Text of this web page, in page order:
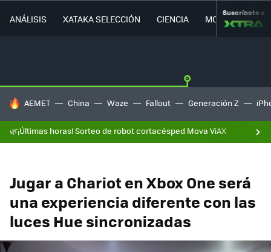
ANÁLISIS XATAKA SELECCIÓN CIENCIA MOVILIDAD
Suscríbete a
HOY SE HABLA DE
AEMET China Waze Fallout Generación Z
🌿¡Últimas horas! Sorteo de robot cortacésped Mova ViAX
Jugar a Chariot en Xbox One será
una experiencia diferente con las
luces Hue sincronizadas